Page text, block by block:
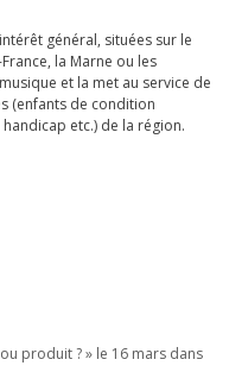
général, situées sur le
la Marne ou les
et la met au service de
(enfants de condition
etc.) de la région.
produit ? » le 16 mars dans